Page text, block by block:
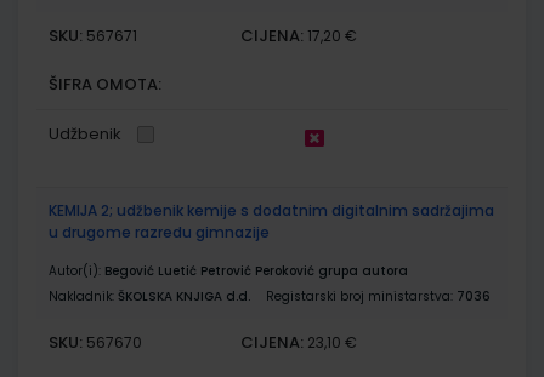
SKU: 567671 CIJENA: 17,20 €
ŠIFRA OMOTA:
Udžbenik
KEMIJA 2; udžbenik kemije s dodatnim digitalnim sadržajima
u drugome razredu gimnazije
Autor(i): Begović Luetić Petrović Peroković grupa autora
Nakladnik: ŠKOLSKA KNJIGA d.d. Registarski broj ministarstva: 7036
SKU: 567670 CIJENA: 23,10 €